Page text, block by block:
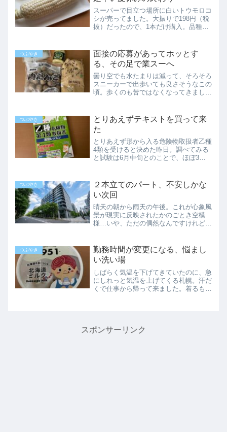
スーパーで目立つ場所に白いトウモロコ
シが売ってました。大振りで198円（税
抜）だったので、1本だけ購入。品種は
りがふわりと拡がり、普段買うものより
甘味が一段濃い感じ。次...
つぶやき
面接の応募があってホッとす
る、その足で業スーへ
曇り空でも水たまりは減って、そろそろ
スニーカーで出歩いても良さそうなこの
頃。歩くのも苦ではなくなってきまし
むようになったら、肩こりも楽になりそ
うです。パートの面接希望が...
つぶやき
とりあえずテキストを買って来
た
とりあえず形から入る危険物取扱者乙種
4類を受けると決めた昨日。調べてみる
と試験は6月中旬とのことで、ほぼ3か
速購入してきました。乙四のテキストは
何種類も売っていて、どれ...
つぶやき
２本立てのパート、不安しかな
い次回
晴天の朝から雨天の午後。これが心象風
景が現実に反映されたかのごとき空模
様…いや、ただの偶然なんですけれど
前中はいつもの職場にパートに行ってき
ました。こちらはもう勝手知っ...
つぶやき
勤務時間が変更になる、悩まし
い洗い場
しばらく気温を下げてきていたのに、急
にしれっと気温を上げてくる札幌。汗だ
くで仕事から帰って来ました。着るもの
スポンサーリンク